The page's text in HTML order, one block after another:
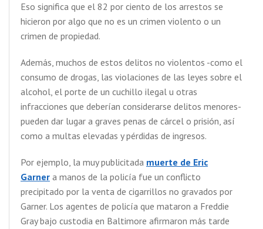
Eso significa que el 82 por ciento de los arrestos se
hicieron por algo que no es un crimen violento o un
crimen de propiedad.
Además, muchos de estos delitos no violentos -como el
consumo de drogas, las violaciones de las leyes sobre el
alcohol, el porte de un cuchillo ilegal u otras
infracciones que deberían considerarse delitos menores-
pueden dar lugar a graves penas de cárcel o prisión, así
como a multas elevadas y pérdidas de ingresos.
Por ejemplo, la muy publicitada muerte de Eric
Garner a manos de la policía fue un conflicto
precipitado por la venta de cigarrillos no gravados por
Garner. Los agentes de policía que mataron a Freddie
Gray bajo custodia en Baltimore afirmaron más tarde